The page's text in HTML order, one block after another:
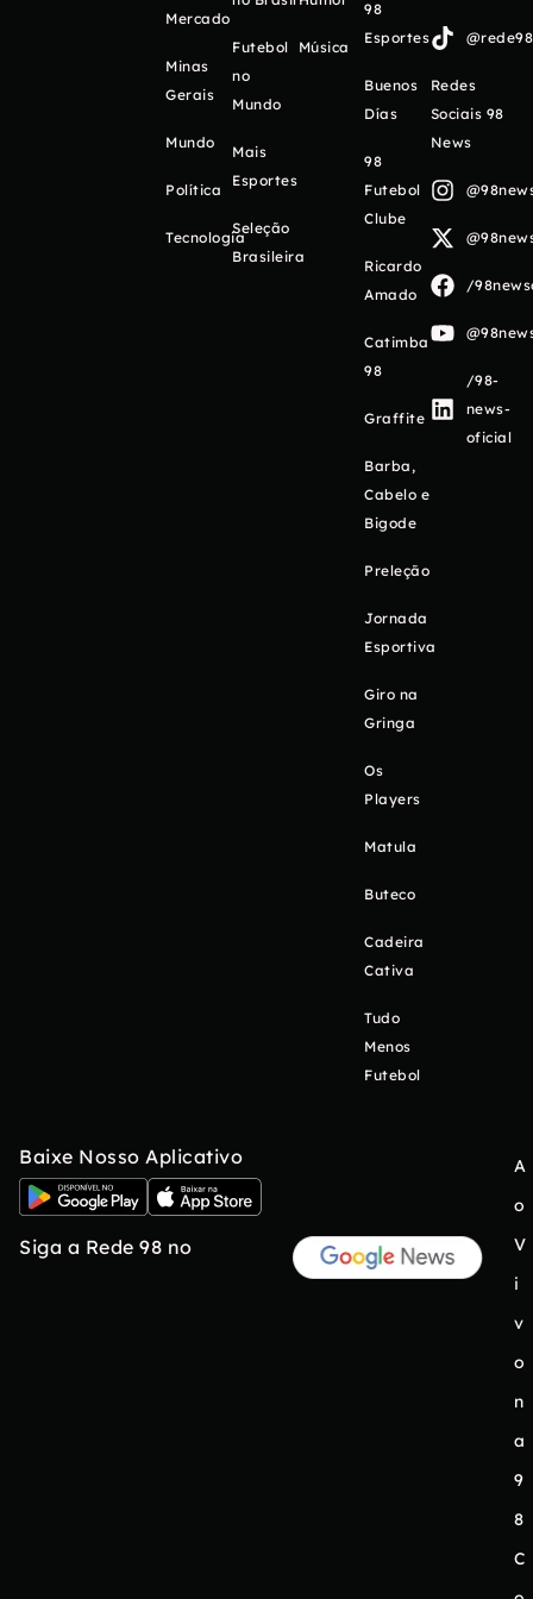
Mercado
Minas
Gerais
Mundo
Política
Tecnologia
Futebol
no
Mundo
Mais
Esportes
Seleção
Brasileira
Música
98
Esportes
Buenos
Días
98
Futebol
Clube
Ricardo
Amado
Catimba
98
Graffite
Barba,
Cabelo e
Bigode
Preleção
Jornada
Esportiva
Giro na
Gringa
Os
Players
Matula
Buteco
Cadeira
Cativa
Tudo
Menos
Futebol
Redes
Sociais 98
News
/
/98-
news-
oficial
Baixe Nosso Aplicativo
Siga a Rede 98 no
A
o
V
i
v
o
n
a
9
8
C